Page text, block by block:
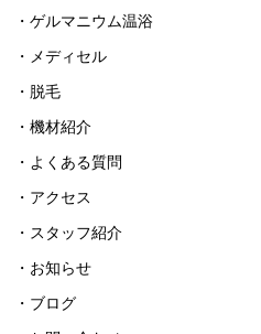
・ゲルマニウム温浴
・メディセル
・脱毛
・機材紹介
・よくある質問
・アクセス
・スタッフ紹介
・お知らせ
・ブログ